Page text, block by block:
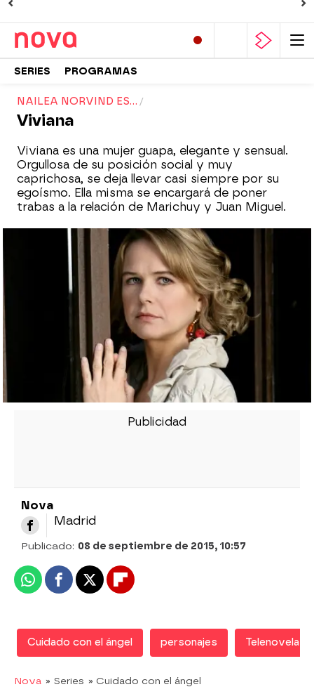
SERIES PROGRAMAS
NAILEA NORVIND ES...
Viviana
Viviana es una mujer guapa, elegante y sensual.
Orgullosa de su posición social y muy
caprichosa, se deja llevar casi siempre por su
egoísmo. Ella misma se encargará de poner
trabas a la relación de Marichuy y Juan Miguel.
Nova
Madrid
Publicado: 08 de septiembre de 2015, 10:57
WhatsappFacebook
X Flipboard
Cuidado con el ángel personajes Telenovelas
Nova » Series » Cuidado con el ángel